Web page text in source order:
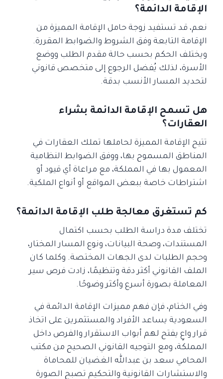
الإقامة الدائمة؟
نعم، قد تستفيد زوجة حامل الإقامة المميزة من
الإقامة التابعة وفق الشروط والضوابط المقررة.
ويختلف الحكم بحسب حالة مقدم الطلب ووضع
الأسرة، لذلك يُفضل الرجوع إلى متخصص قانوني
لتحديد المسار الأنسب بدقة.
هل تسمح الإقامة الدائمة بشراء
العقارات؟
تتيح الإقامة المميزة لحاملها تملك العقارات في
المناطق المسموح بها، ووفق الضوابط النظامية
المعمول بها في المملكة، مع مراعاة أي قيود أو
اشتراطات خاصة ببعض المواقع أو أنواع الملكية.
كم تستغرق معالجة طلب الإقامة الدائمة؟
تختلف مدة دراسة الطلب بحسب اكتمال
المستندات، وصحة البيانات، ونوع المسار المختار،
وحجم الطلبات لدى الجهات المختصة. وكلما كان
الملف القانوني أكثر دقة وتنظيمًا، زادت فرص سير
المعاملة بصورة أسرع وأكثر وضوحًا.
وفي الختام، فإن فهم مميزات الإقامة الدائمة في
السعودية يساعد الأفراد والمستثمرين على اتخاذ
قرار واعٍ يفتح لهم أبواب الاستقرار والفرص داخل
المملكة، ومع التوجيه القانوني الصحيح من مكتب
المحامي سعد بن عبدالله الغضيان للمحاماة
والاستشارات القانونية والتحكيم تصبح الصورة